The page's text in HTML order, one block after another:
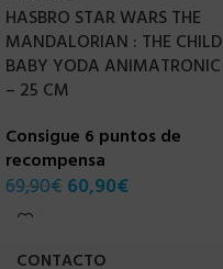
HASBRO STAR WARS THE
MANDALORIAN : THE CHILD
BABY YODA ANIMATRONIC
– 25 CM
Consigue 6 puntos de
recompensa
69,90€ 60,90€
CONTACTO